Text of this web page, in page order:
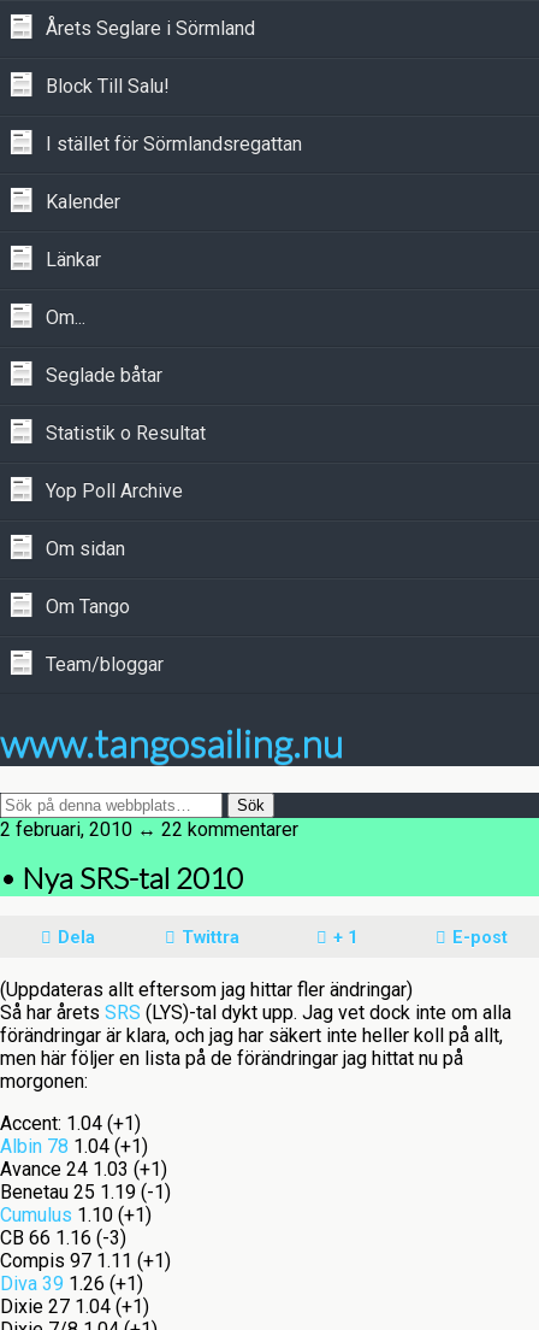
Årets Seglare i Sörmland
Block Till Salu!
I stället för Sörmlandsregattan
Kalender
Länkar
Om...
Seglade båtar
Statistik o Resultat
Yop Poll Archive
Om sidan
Om Tango
Team/bloggar
www.tangosailing.nu
2 februari, 2010 ↔ 22 kommentarer
• Nya SRS-tal 2010
Dela Twittra + 1 E-post
(Uppdateras allt eftersom jag hittar fler ändringar)
Så har årets SRS (LYS)-tal dykt upp. Jag vet dock inte om alla
förändringar är klara, och jag har säkert inte heller koll på allt,
men här följer en lista på de förändringar jag hittat nu på
morgonen:
Accent: 1.04 (+1)
Albin 78 1.04 (+1)
Avance 24 1.03 (+1)
Benetau 25 1.19 (-1)
Cumulus 1.10 (+1)
CB 66 1.16 (-3)
Compis 97 1.11 (+1)
Diva 39 1.26 (+1)
Dixie 27 1.04 (+1)